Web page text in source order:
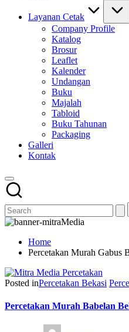
Layanan Cetak
Company Profile
Katalog
Brosur
Leaflet
Kalender
Undangan
Buku
Majalah
Tabloid
Buku Tahunan
Packaging
Galleri
Kontak
Home
Percetakan Murah Gabus
Posted inPercetakan Bekasi
Percetakan Murah Babelan